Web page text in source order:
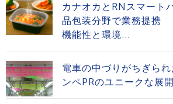
カナオカとRNスマー
品包装分野で業務提携
機能性と環境...
電車の中づりがちぎら
ンペPRのユニークな